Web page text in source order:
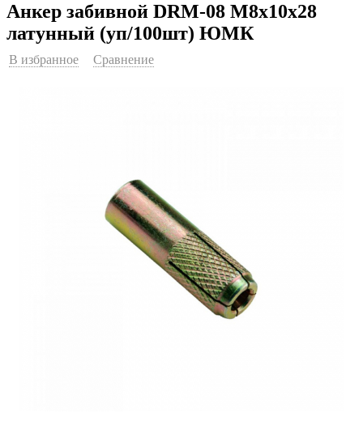
Анкер забивной DRM-08 М8х10х28
латунный (уп/100шт) ЮМК
В избранное Сравнение